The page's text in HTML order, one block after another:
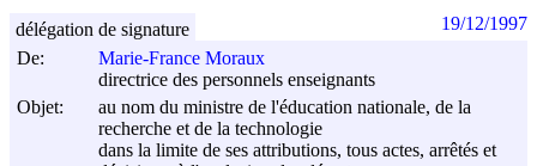
De:
Marie-France Moraux
directrice des personnels enseignants
Objet:
au nom du ministre de l'éducation nationale, de la
recherche et de la technologie
dans la limite de ses attributions, tous actes, arrêtés et
délégation de signature 19/12/1997